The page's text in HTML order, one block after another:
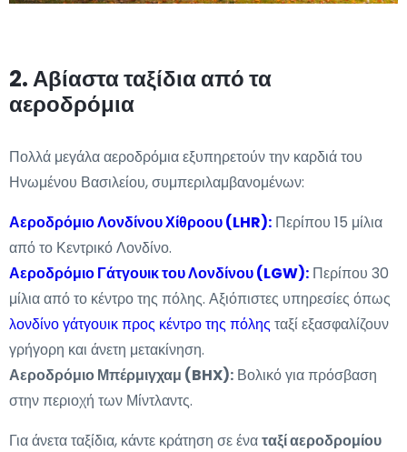
2. Αβίαστα ταξίδια από τα
αεροδρόμια
Πολλά μεγάλα αεροδρόμια εξυπηρετούν την καρδιά του
Ηνωμένου Βασιλείου, συμπεριλαμβανομένων:
Αεροδρόμιο Λονδίνου Χίθροου (LHR): Περίπου 15 μίλια
από το Κεντρικό Λονδίνο.
Αεροδρόμιο Γάτγουικ του Λονδίνου (LGW): Περίπου 30
μίλια από το κέντρο της πόλης. Αξιόπιστες υπηρεσίες όπως
λονδίνο γάτγουικ προς κέντρο της πόλης ταξί εξασφαλίζουν
γρήγορη και άνετη μετακίνηση.
Αεροδρόμιο Μπέρμιγχαμ (BHX): Βολικό για πρόσβαση
στην περιοχή των Μίντλαντς.
Για άνετα ταξίδια, κάντε κράτηση σε έναταξί αεροδρομίου